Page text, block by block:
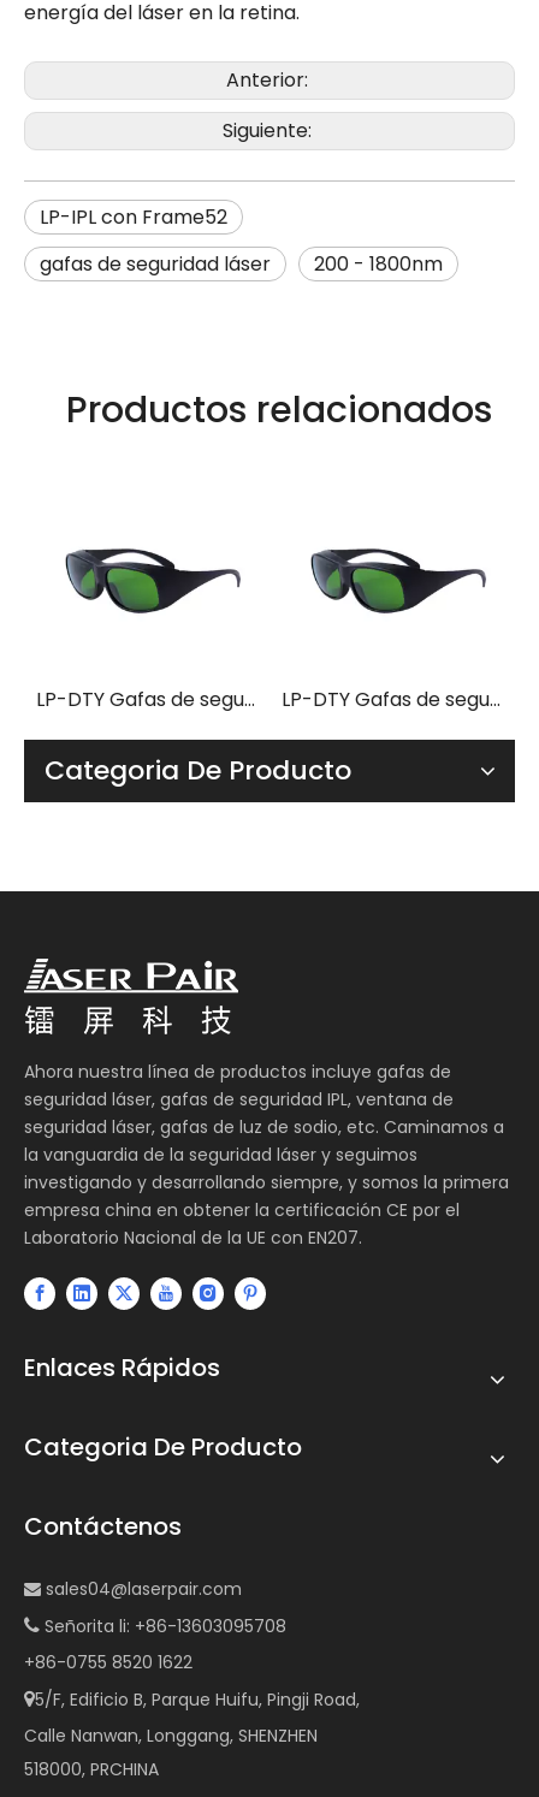
energía del láser en la retina.
Anterior:
Siguiente:
LP-IPL con Frame52
gafas de seguridad láser
200 - 1800nm
Productos relacionados
LP-DTY Gafas de seguridad láser con montura 33 LP-DTY Gafas de seguridad láser con montura 33
Categoria De Producto
Ahora nuestra línea de productos incluye gafas de
seguridad láser, gafas de seguridad IPL, ventana de
seguridad láser, gafas de luz de sodio, etc. Caminamos a
la vanguardia de la seguridad láser y seguimos
investigando y desarrollando siempre, y somos la primera
empresa china en obtener la certificación CE por el
Laboratorio Nacional de la UE con EN207.
Enlaces Rápidos
Categoria De Producto
Contáctenos
 sales04@laserpair.com
 Señorita li: +86-13603095708
+86-0755 8520 1622
5/F, Edificio B, Parque Huifu, Pingji Road,
Calle Nanwan, Longgang, SHENZHEN
518000, PRCHINA